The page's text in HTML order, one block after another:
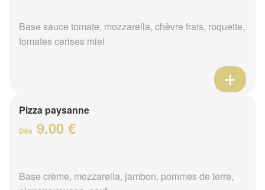
Base sauce tomate, mozzarella, chèvre frais, roquette,
tomates cerises miel
Pizza paysanne
Dès 9.00 €
Base crème, mozzarella, jambon, pommes de terre,